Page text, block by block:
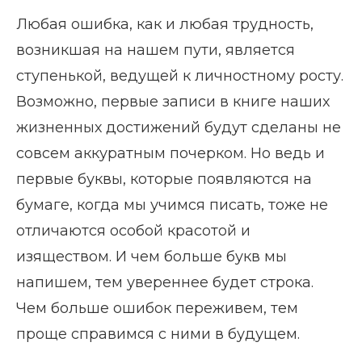
Любая ошибка, как и любая трудность,
возникшая на нашем пути, является
ступенькой, ведущей к личностному росту.
Возможно, первые записи в книге наших
жизненных достижений будут сделаны не
совсем аккуратным почерком. Но ведь и
первые буквы, которые появляются на
бумаге, когда мы учимся писать, тоже не
отличаются особой красотой и
изяществом. И чем больше букв мы
напишем, тем увереннее будет строка.
Чем больше ошибок переживем, тем
проще справимся с ними в будущем.